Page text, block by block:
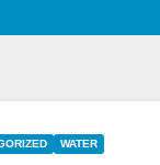
WATER